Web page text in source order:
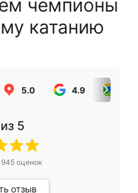
чемпионы
катанию
5.0 4.9
из 5
945оценок
отзыв